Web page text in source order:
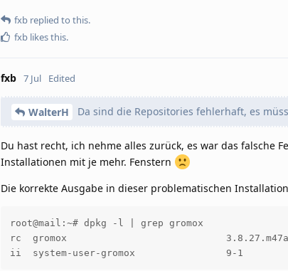
fxb replied to this.
fxb likes this.
fxb 7 Jul Edited
WalterH Da sind die Repositories fehlerhaft, es
Du hast recht, ich nehme alles zurück, es war das falsche
Installationen mit je mehr. Fenstern
Die korrekte Ausgabe in dieser problematischen
root@mail:~# dpkg -l | grep gromox
rc  gromox